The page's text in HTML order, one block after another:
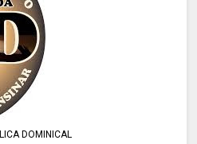
DOMINICAL